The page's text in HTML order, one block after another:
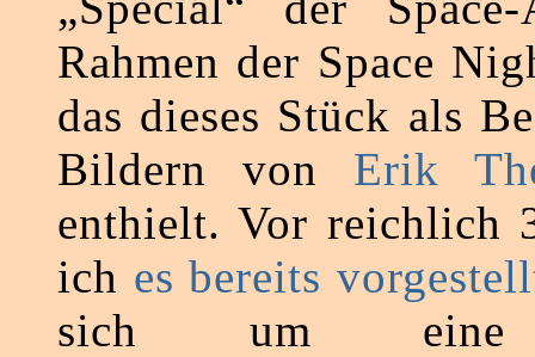
Rahmen der Space
das dieses Stück als
Bildern von Erik
enthielt. Vor reichlich
ich es bereits
sich um eine